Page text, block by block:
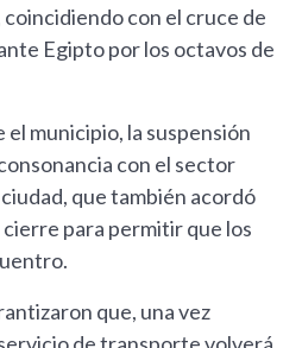
coincidiendo con el cruce de
Egipto por los octavos de
municipio, la suspensión
con el sector
que también acordó
para permitir que los
que, una vez